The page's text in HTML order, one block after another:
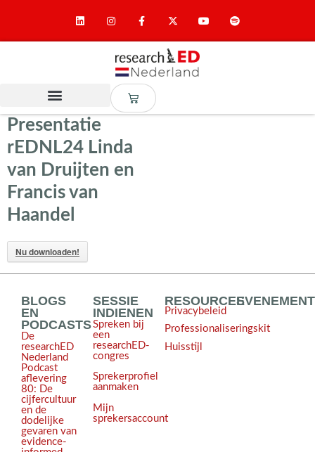
Presentatie
rEDNL24 Linda
van Druijten en
Francis van
Haandel
Nu downloaden!
BLOGS
EN
PODCASTS
De
researchED
Nederland
Podcast
aflevering
80: De
cijfercultuur
en de
dodelijke
gevaren van
evidence-
SESSIE
INDIENEN
Spreken bij
een
researchED-
congres
Sprekerprofiel
aanmaken
Mijn
sprekersaccount
RESOURCES
Privacybeleid
Professionaliseringskit
Huisstijl